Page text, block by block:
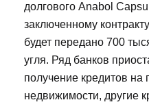
долгового Anabol
заключенному
будет передано 700
угля. Ряд банков
получение кредитов на
недвижимости, другие